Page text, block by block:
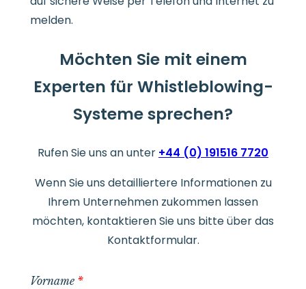
melden.
Möchten Sie mit einem
Experten für Whistleblowing-
Systeme sprechen?
Rufen Sie uns an unter +44 (0) 191516 7720
Wenn Sie uns detailliertere Informationen zu
Ihrem Unternehmen zukommen lassen
möchten, kontaktieren Sie uns bitte über das
Kontaktformular.
Vorname *